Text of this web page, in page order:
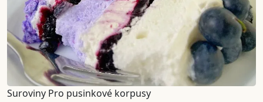
Suroviny Pro pusinkové korpusy